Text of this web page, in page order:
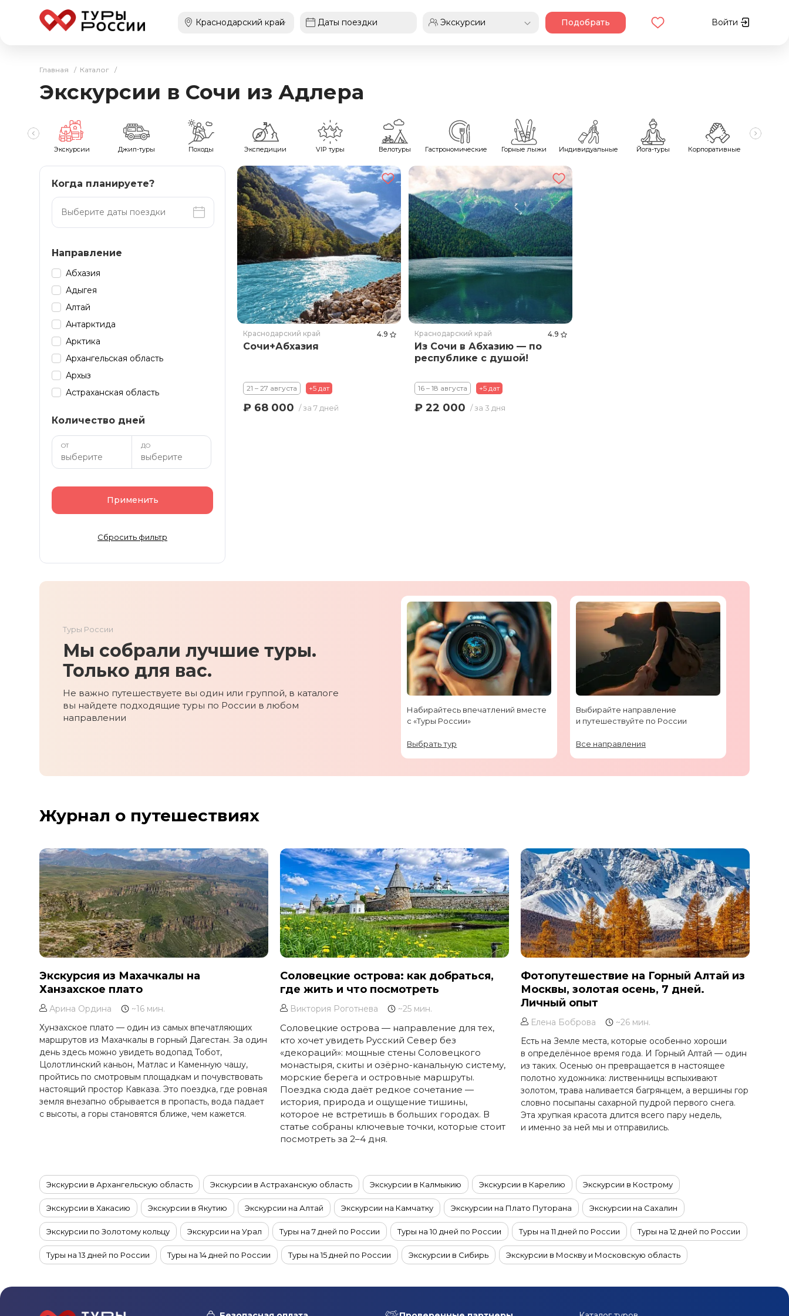
Подобрать Войти
Главная / Каталог /
Экскурсии в Сочи из Адлера
Экскурсии Джип-туры Походы Экспедиции VIP туры Велотуры Гастрономические Горные лыжи Индивидуальные Йога-туры Корпоративные
Когда планируете?
Направление
Абхазия
Адыгея
Алтай
Антарктида
Арктика
Архангельская область
Архыз
Астраханская область
Башкирия
Бурятия
Дагестан
Забайкалье
Зарубеж
Иркутская область
Кабардино-Балкария
Калмыкия
Камчатка
Карачаево-Черкесия
Колыма
Кольский полуостров
Москва и Московская область
Новгородская область
Оймякон
Осетия
Остров Итуруп
Остров Кунашир
Остров Шикотан
Плато Путорана
Приморье
Самарская область
Сахалин
Соловецкие острова
Ставропольский край
Татарстан
Териберка
Тыва
Чечня
Чукотка
Шантарские Острова
Якутия
Якутск
Количество дней
ОТ ДО
Применить
Сбросить фильтр
Краснодарский край 4.9
Сочи+Абхазия
21 – 27 августа +5 дат
₽ 68 000 / за 7 дней
Краснодарский край 4.9
Из Сочи в Абхазию — по
республике с душой!
16 – 18 августа +5 дат
₽ 22 000 / за 3 дня
Туры России
Мы собрали лучшие туры.
Только для вас.
Не важно путешествуете вы один или группой, в каталоге
вы найдете подходящие туры по России в любом
направлении
Набирайтесь впечатлений вместе
с «Туры России»
Выбрать тур
Выбирайте направление
и путешествуйте по России
Все направления
Журнал о путешествиях
Экскурсия из Махачкалы на
Ханзахское плато
Арина Ордина
~16 мин.
Хунзахское плато — один из самых впечатляющих
маршрутов из Махачкалы в горный Дагестан. За один
день здесь можно увидеть водопад Тобот,
Цолотлинский каньон, Матлас и Каменную чашу,
пройтись по смотровым площадкам и почувствовать
настоящий простор Кавказа. Это поездка, где ровная
земля внезапно обрывается в пропасть, вода падает
с высоты, а горы становятся ближе, чем кажется.
Соловецкие острова: как добраться,
где жить и что посмотреть
Виктория Роготнева ~25 мин.
Соловецкие острова — направление для тех,
кто хочет увидеть Русский Север без
«декораций»: мощные стены Соловецкого
монастыря, скиты и озёрно-канальную систему,
морские берега и островные маршруты.
Поездка сюда даёт редкое сочетание —
история, природа и ощущение тишины,
которое не встретишь в больших городах. В
статье собраны ключевые точки, которые стоит
посмотреть за 2–4 дня.
Фотопутешествие на Горный Алтай из
Москвы, золотая осень, 7 дней.
Личный опыт
Елена Боброва
~26 мин.
Есть на Земле места, которые особенно хороши
в определённое время года. И Горный Алтай — один
из таких. Осенью он превращается в настоящее
полотно художника: лиственницы вспыхивают
золотом, трава наливается багрянцем, а вершины гор
словно посыпаны сахарной пудрой первого снега.
Эта хрупкая красота длится всего пару недель,
и именно за ней мы и отправились.
Экскурсии в Архангельскую область Экскурсии в Астраханскую область Экскурсии в Калмыкию Экскурсии в Карелию Экскурсии в Кострому
Экскурсии в Хакасию Экскурсии в Якутию Экскурсии на Алтай Экскурсии на Камчатку Экскурсии на Плато Путорана Экскурсии на Сахалин
Экскурсии по Золотому кольцу Экскурсии на Урал Туры на 7 дней по России Туры на 10 дней по России Туры на 11 дней по России Туры на 12 дней по России
Туры на 13 дней по России Туры на 14 дней по России Туры на 15 дней по России Экскурсии в Сибирь Экскурсии в Москву и Московскую область